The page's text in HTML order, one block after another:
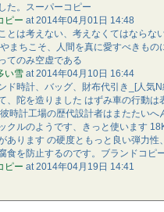
た。スーパーコピー
ピー at2014年04月01日 14:48
とは考えない、考えなくてはならな
まちこそ、人間を真に愛すべきも
てのみ空虚である
い雪 at2014年04月10日 16:44
ド時計、バッグ、財布代引き_[人気
、陀を造りました はずみ車の行動
時計工場の歴代設計者はまたたい
クルのようです、きっと使います
あります の硬度ともっと良い弾力
食を防止するのです。ブランドコピ
ピー at2014年04月19日 14:41